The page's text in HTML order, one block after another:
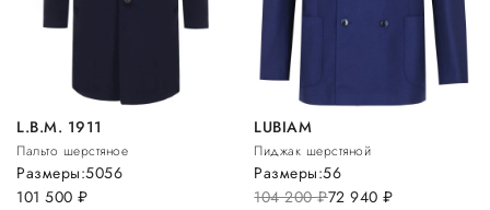
L.B.M. 1911
Пальто шерстяное
101 500 руб.
Размеры:5056
LUBIAM
Пиджак шерстяной
104 200руб.72 940руб.
Размеры:56